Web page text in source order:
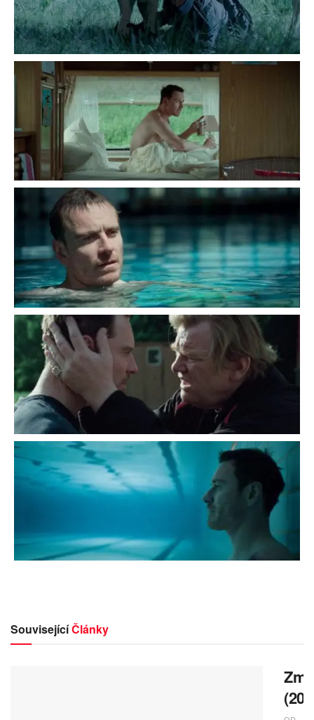
SouvisejícíČlánky